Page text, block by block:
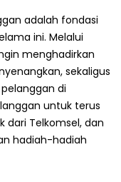
adalah fondasi
ini. Melalui
menghadirkan
sekaligus
di
untuk terus
Telkomsel, dan
hadiah-hadiah